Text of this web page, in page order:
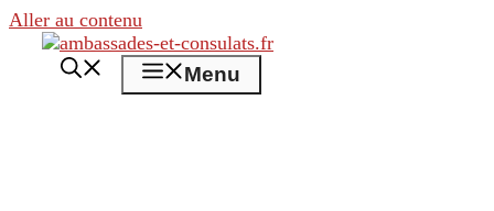
Aller au contenu
Menu